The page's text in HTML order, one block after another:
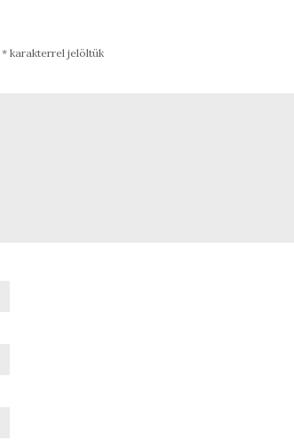
* karakterrel jelöltük